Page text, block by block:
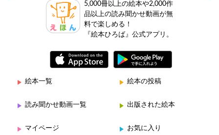
5,000冊以上の絵本や2,000作
品以上の読み聞かせ動画が無
料で楽しめる！
『絵本ひろば』公式アプリ。
絵本一覧 絵本の投稿
読み聞かせ動画一覧 出版された絵本
マイページ お気に入り